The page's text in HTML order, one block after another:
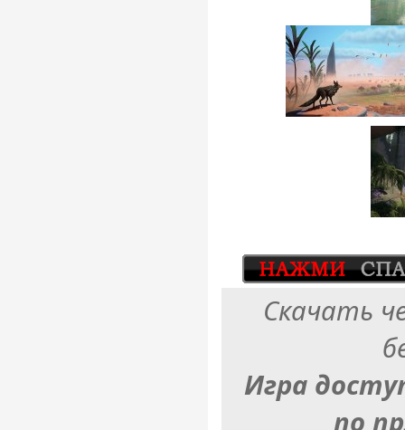
Скачать
Игра
по